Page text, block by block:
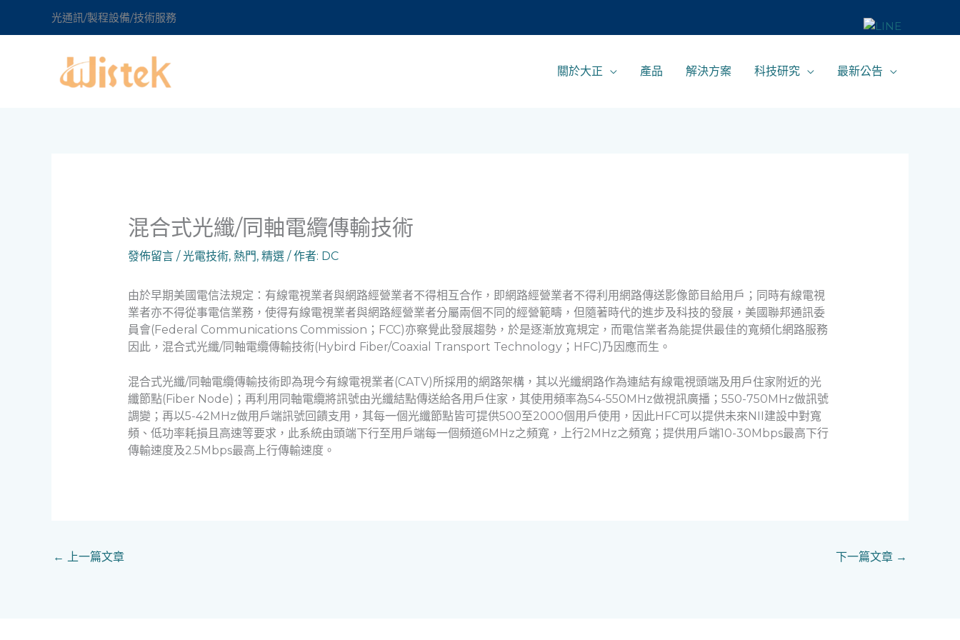
光通訊/製程設備/技術服務
關於大正 產品 解決方案 科技研究 最新公告
混合式光纖/同軸電纜傳輸技術
發佈留言 /光電技術, 熱門, 精選/ 作者: DC
由於早期美國電信法規定：有線電視業者與網路經營業者不得相互合作，即網路經營業者不得利用網路傳送影像節目給用戶；同時有線電視
業者亦不得從事電信業務，使得有線電視業者與網路經營業者分屬兩個不同的經營範疇，但隨著時代的進步及科技的發展，美國聯邦通訊委
員會(Federal Communications Commission；FCC)亦察覺此發展趨勢，於是逐漸放寬規定，而電信業者為能提供最佳的寬頻化網路服務
因此，混合式光纖/同軸電纜傳輸技術(Hybird Fiber/Coaxial Transport Technology；HFC)乃因應而生。
混合式光纖/同軸電纜傳輸技術即為現今有線電視業者(CATV)所採用的網路架構，其以光纖網路作為連結有線電視頭端及用戶住家附近的光
纖節點(Fiber Node)；再利用同軸電纜將訊號由光纖結點傳送給各用戶住家，其使用頻率為54-550MHz做視訊廣播；550-750MHz做訊號
調變；再以5-42MHz做用戶端訊號回饋支用，其每一個光纖節點皆可提供500至2000個用戶使用，因此HFC可以提供未來NII建設中對寬
頻、低功率耗損且高速等要求，此系統由頭端下行至用戶端每一個頻道6MHz之頻寬，上行2MHz之頻寬；提供用戶端10-30Mbps最高下行
傳輸速度及2.5Mbps最高上行傳輸速度。
← 上一篇文章 下一篇文章 →